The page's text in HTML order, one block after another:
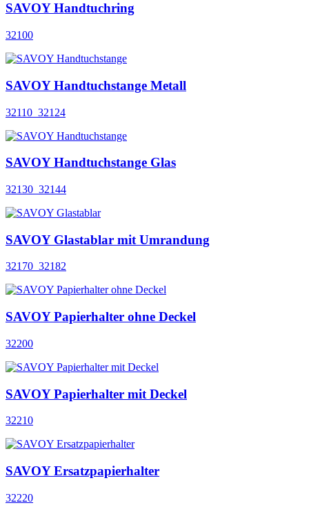
SAVOY Handtuchring
32100
SAVOY Handtuchstange Metall
32110_32124
SAVOY Handtuchstange Glas
32130_32144
SAVOY Glastablar mit Umrandung
32170_32182
SAVOY Papierhalter ohne Deckel
32200
SAVOY Papierhalter mit Deckel
32210
SAVOY Ersatzpapierhalter
32220